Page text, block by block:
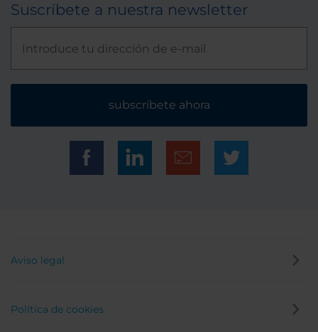
Suscríbete a nuestra newsletter
subscríbete ahora
Aviso legal
Política de cookies